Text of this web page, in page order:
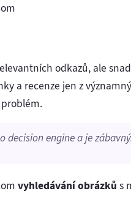
odkazů, ale
a recenze jen z
decision enginea je
vyhledávání obrázků s